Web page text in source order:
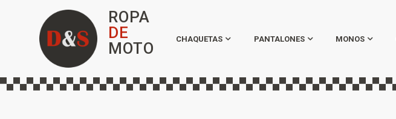
ROPA
DE
MOTO
CHAQUETAS PANTALONES MONOS